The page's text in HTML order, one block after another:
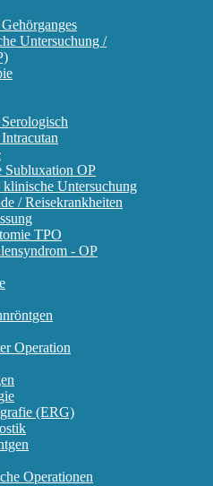
Untersuchung /
Subluxation OP
Untersuchung
/ Reisekrankheiten
TPO
- OP
Operation
(ERG)
Operationen